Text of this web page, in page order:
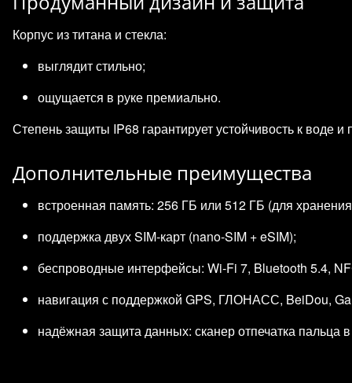
Корпус из титана и стекла:
выглядит стильно;
ощущается в руке премиально.
Степень защиты IP68 гарантирует устойчивость к воде
Дополнительные преимущества
встроенная память: 256 ГБ или 512 ГБ (для
поддержка двух SIM‑карт (nano‑SIM + eSIM);
беспроводные интерфейсы: Wi‑Fi 7, Bluetooth 5.4,
навигация с поддержкой GPS, ГЛОНАСС, BeiDou,
надёжная защита данных: сканер отпечатка пальца